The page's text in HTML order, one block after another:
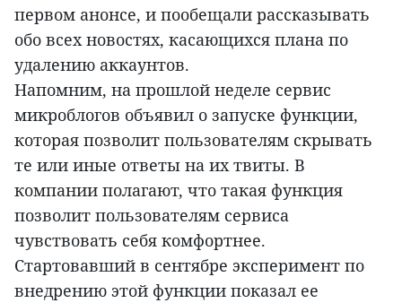
первом анонсе, и пообещали рассказывать
обо всех новостях, касающихся плана по
удалению аккаунтов.
Напомним, на прошлой неделе сервис
микроблогов объявил о запуске функции,
которая позволит пользователям скрывать
те или иные ответы на их твиты. В
компании полагают, что такая функция
позволит пользователям сервиса
чувствовать себя комфортнее.
Стартовавший в сентябре эксперимент по
внедрению этой функции показал ее